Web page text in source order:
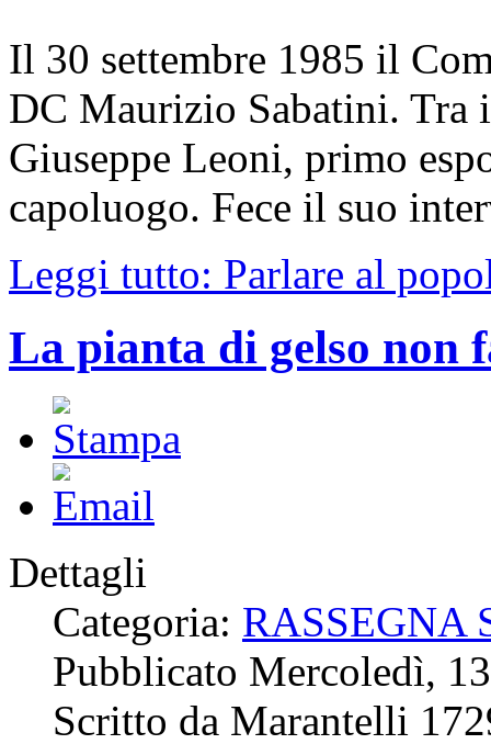
Il 30 settembre 1985 il
DC Maurizio Sabatini.
Giuseppe Leoni, primo
capoluogo. Fece il suo
Leggi tutto: Parlare al
La pianta di gelso non
Dettagli
Categoria: RASSEGNA
Pubblicato Mercoledì,
Scritto da Marantelli